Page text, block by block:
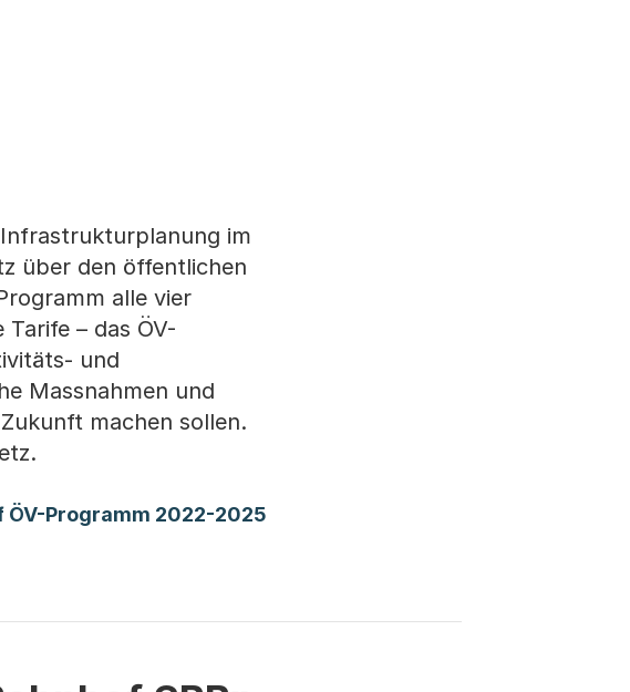
im
über den öffentlichen
alle vier
– das ÖV-
und
Massnahmen und
machen sollen.
ÖV-Programm 2022-2025